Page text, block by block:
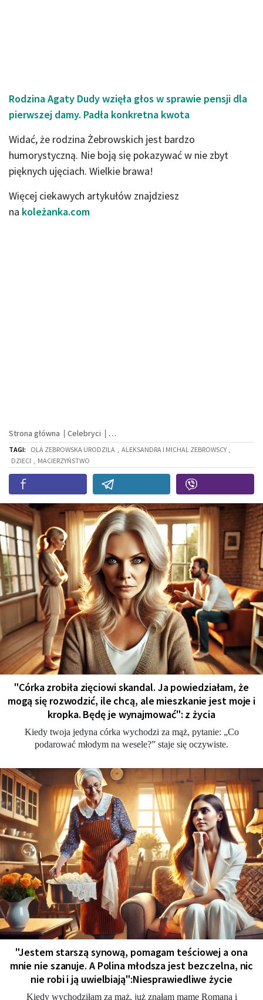
Rodzina Agaty Dudy wzięła głos w sprawie pensji dla
pierwszej damy. Padła konkretna kwota
Widać, że rodzina Żebrowskich jest bardzo
humorystyczną. Nie boją się pokazywać w nie zbyt
pięknych ujęciach. Wielkie brawa!
Więcej ciekawych artykułów znajdziesz
na koleżanka.com
Strona główna Celebryci
TAGI: OLA ZEBROWSKA URODZILA ALEKSANDRA I MICHAL ZEBROWSCY
DZIECI
MACIERZYŃSTWO
"Córka zrobiła zięciowi skandal. Ja powiedziałam, że
mogą się rozwodzić, ile chcą, ale mieszkanie jest moje i
kropka. Będę je wynajmować": z życia
Kiedy twoja jedyna córka wychodzi za mąż, pytanie: „Co
podarować młodym na wesele?” staje się oczywiste.
"Jestem starszą synową, pomagam teściowej a ona
mnie nie szanuje. A Polina młodsza jest bezczelna, nic
nie robi i ją uwielbiają":Niesprawiedliwe życie
Kiedy wychodziłam za mąż, już znałam mamę Romana i